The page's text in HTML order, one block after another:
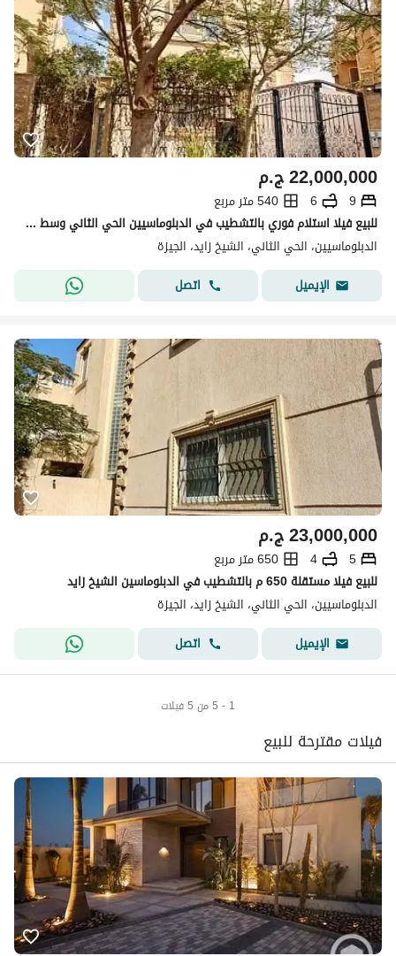
ج.م22,000,000
9
6
540 متر مربع
للبيع فيلا استلام فوري بالتشطيب في الدبلوماسيين الحي الثاني وسط الشيخ زايد
الدبلوماسيين، الحي الثاني، الشيخ زايد، الجيزة
الإيميل
اتصل
ج.م23,000,000
5
4
650 متر مربع
للبيع فيلا مستقلة 650 م بالتشطيب في الدبلوماسين الشيخ زايد
الدبلوماسيين، الحي الثاني، الشيخ زايد، الجيزة
الإيميل
اتصل
1 - 5 من 5 فيلات
فيلات مقترحة للبيع